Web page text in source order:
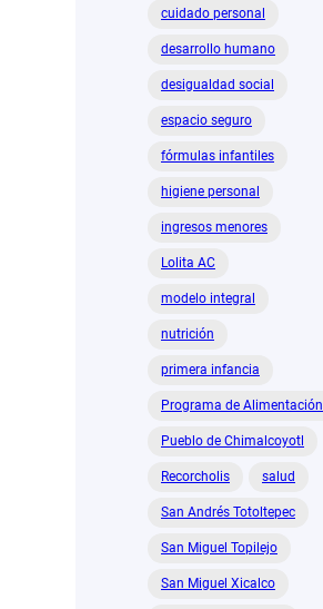
cuidado personal
desarrollo humano
desigualdad social
espacio seguro
fórmulas infantiles
higiene personal
ingresos menores
Lolita AC
modelo integral
nutrición
primera infancia
Programa de Alimentación
Pueblo de Chimalcoyotl
Recorcholis salud
San Andrés Totoltepec
San Miguel Topilejo
San Miguel Xicalco